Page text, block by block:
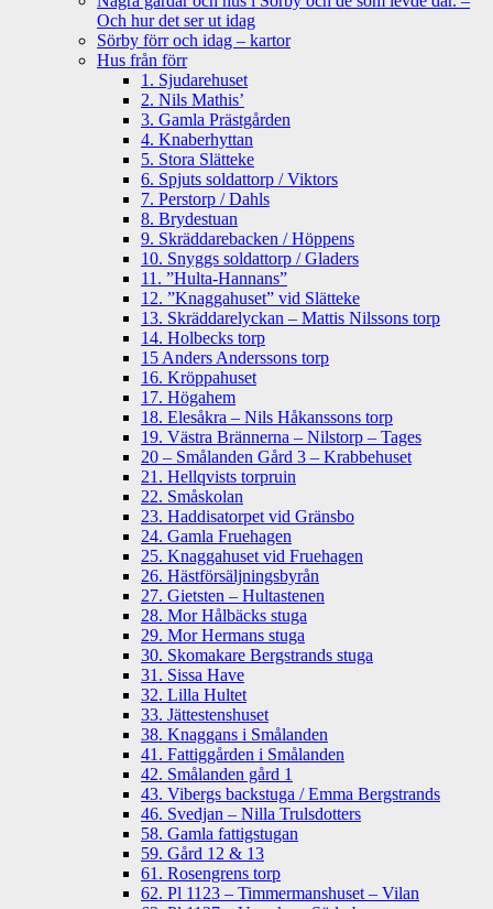
Och hur det ser ut idag
Sörby förr och idag – kartor
Hus från förr
1. Sjudarehuset
2. Nils Mathis’
3. Gamla Prästgården
4. Knaberhyttan
5. Stora Slätteke
6. Spjuts soldattorp / Viktors
7. Perstorp / Dahls
8. Brydestuan
9. Skräddarebacken / Höppens
10. Snyggs soldattorp / Gladers
11. ”Hulta-Hannans”
12. ”Knaggahuset” vid Slätteke
13. Skräddarelyckan – Mattis Nilssons torp
14. Holbecks torp
15 Anders Anderssons torp
16. Kröppahuset
17. Högahem
18. Elesåkra – Nils Håkanssons torp
19. Västra Brännerna – Nilstorp – Tages
20 – Smålanden Gård 3 – Krabbehuset
21. Hellqvists torpruin
22. Småskolan
23. Haddisatorpet vid Gränsbo
24. Gamla Fruehagen
25. Knaggahuset vid Fruehagen
26. Hästförsäljningsbyrån
27. Gietsten – Hultastenen
28. Mor Hålbäcks stuga
29. Mor Hermans stuga
30. Skomakare Bergstrands stuga
31. Sissa Have
32. Lilla Hultet
33. Jättestenshuset
38. Knaggans i Smålanden
41. Fattiggården i Smålanden
42. Smålanden gård 1
43. Vibergs backstuga / Emma Bergstrands
46. Svedjan – Nilla Trulsdotters
58. Gamla fattigstugan
59. Gård 12 & 13
61. Rosengrens torp
62. Pl 1123 – Timmermanshuset – Vilan